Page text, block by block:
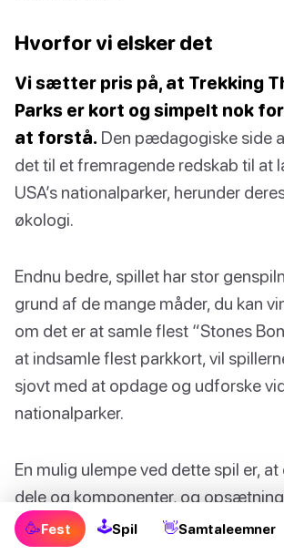
Hvorfor vi elsker det
Vi sætter pris på, at Trekking
Parks er kort og simpelt nok
at forstå. Den pædagogiske side
det til et fremragende redskab til at
USA’s nationalparker, herunder
økologi.
Endnu bedre, spillet har stor
grund af de mange måder, du kan
om det er at samle flest “Stones
at indsamle flest parkkort, vil
sjovt med at opdage og udforske
nationalparker.
En mulig ulempe ved dette spil er,
dele og komponenter, og
kan tage et stykke tid. Vi anbefaler at
🥳Fest 🕹Spil 👋Samtaleemner